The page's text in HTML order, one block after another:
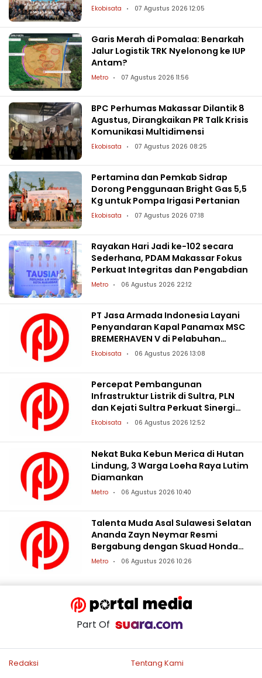
Ekobisata 07 Agustus 2026 12:05
Garis Merah di Pomalaa: Benarkah
Jalur Logistik TRK Nyelonong ke IUP
Antam?
Metro 07 Agustus 2026 11:56
BPC Perhumas Makassar Dilantik 8
Agustus, Dirangkaikan PR Talk Krisis
Komunikasi Multidimensi
Ekobisata 07 Agustus 2026 08:25
Pertamina dan Pemkab Sidrap
Dorong Penggunaan Bright Gas 5,5
Kg untuk Pompa Irigasi Pertanian
Ekobisata 07 Agustus 2026 07:18
Rayakan Hari Jadi ke-102 secara
Sederhana, PDAM Makassar Fokus
Perkuat Integritas dan Pengabdian
Metro 06 Agustus 2026 22:12
PT Jasa Armada Indonesia Layani
Penyandaran Kapal Panamax MSC
BREMERHAVEN V di Pelabuhan
Patimban
Ekobisata 06 Agustus 2026 13:08
Percepat Pembangunan
Infrastruktur Listrik di Sultra, PLN
dan Kejati Sultra Perkuat Sinergi
Hukum
Ekobisata 06 Agustus 2026 12:52
Nekat Buka Kebun Merica di Hutan
Lindung, 3 Warga Loeha Raya Lutim
Diamankan
Metro 06 Agustus 2026 10:40
Talenta Muda Asal Sulawesi Selatan
Ananda Zayn Neymar Resmi
Bergabung dengan Skuad Honda
Racing Indonesia
Metro 06 Agustus 2026 10:26
Part Of
Redaksi Tentang Kami